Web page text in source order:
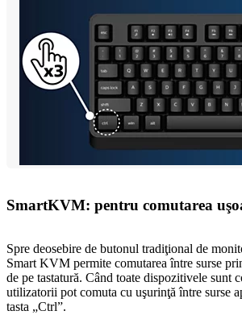
SmartKVM: pentru comutarea
Spre deosebire de butonul tradiţional de
Smart KVM permite comutarea între surse
de pe tastatură. Când toate dispozitivele sunt
utilizatorii pot comuta cu uşurinţă între surse
tasta „Ctrl”.